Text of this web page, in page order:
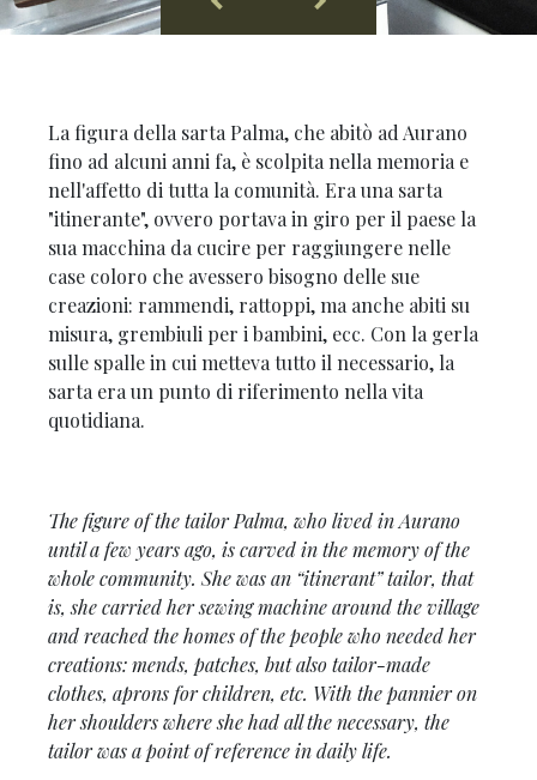
La figura della sarta Palma, che abitò ad Aurano
fino ad alcuni anni fa, è scolpita nella memoria e
nell'affetto di tutta la comunità. Era una sarta
"itinerante", ovvero portava in giro per il paese la
sua macchina da cucire per raggiungere nelle
case coloro che avessero bisogno delle sue
creazioni: rammendi, rattoppi, ma anche abiti su
misura, grembiuli per i bambini, ecc. Con la gerla
sulle spalle in cui metteva tutto il necessario, la
sarta era un punto di riferimento nella vita
quotidiana.
The figure of the tailor Palma, who lived in Aurano
until a few years ago, is carved in the memory of the
whole community. She was an “itinerant” tailor, that
is, she carried her sewing machine around the village
and reached the homes of the people who needed her
creations: mends, patches, but also tailor-made
clothes, aprons for children, etc. With the pannier on
her shoulders where she had all the necessary, the
tailor was a point of reference in daily life.